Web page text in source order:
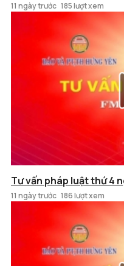
11 ngày trước 185 lượt xem
Tư vấn pháp luật thứ 4
11 ngày trước 186 lượt xem